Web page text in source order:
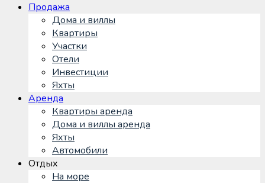
Продажа
Дома и виллы
Квартиры
Участки
Отели
Инвестиции
Яхты
Аренда
Квартиры аренда
Дома и виллы аренда
Яхты
Автомобили
Отдых
На море